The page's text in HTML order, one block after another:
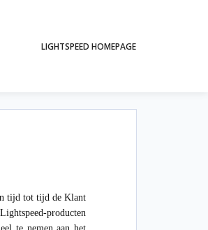
LIGHTSPEED HOMEPAGE
tijd tot tijd de Klant
producten